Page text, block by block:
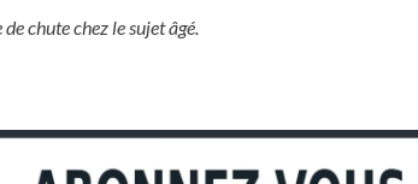
chute chez le sujet âgé.